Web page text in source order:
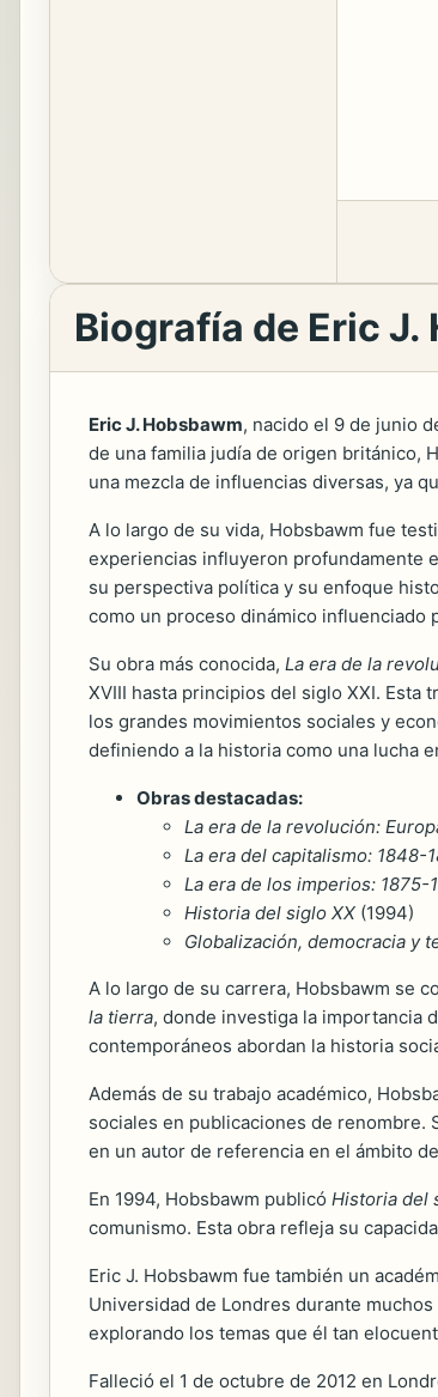
Biografía de Eric J.
Eric J. Hobsbawm, nacido el 9 de junio
de una familia judía de origen británico,
una mezcla de influencias diversas, ya
A lo largo de su vida, Hobsbawm fue
experiencias influyeron profundamente
su perspectiva política y su enfoque
como un proceso dinámico influenciado
Su obra más conocida, La era de la
XVIII hasta principios del siglo XXI. Esta
los grandes movimientos sociales y
definiendo a la historia como una lucha
Obras destacadas:
La era de la revolución:
La era del capitalismo: 1848-
La era de los imperios: 1875-
Historia del siglo XX (1994)
Globalización, democracia y
A lo largo de su carrera, Hobsbawm se
la tierra, donde investiga la importancia
contemporáneos abordan la historia
Además de su trabajo académico,
sociales en publicaciones de
en un autor de referencia en el ámbito
En 1994, Hobsbawm publicó Historia del
comunismo. Esta obra refleja su
Eric J. Hobsbawm fue también un
Universidad de Londres durante
explorando los temas que él tan
Falleció el 1 de octubre de 2012 en